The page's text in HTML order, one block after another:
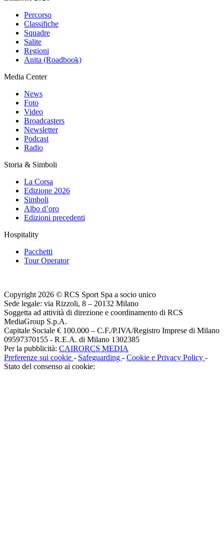
Percorso
Classifiche
Squadre
Salite
Regioni
Anita (Roadbook)
Media Center
News
Foto
Video
Broadcasters
Newsletter
Podcast
Radio
Storia & Simboli
La Corsa
Edizione 2026
Simboli
Albo d’oro
Edizioni precedenti
Hospitality
Pacchetti
Tour Operator
Copyright 2026 © RCS Sport Spa a socio unico
Sede legale: via Rizzoli, 8 – 20132 Milano
Soggetta ad attività di direzione e coordinamento di RCS
MediaGroup S.p.A.
Capitale Sociale € 100.000 – C.F./P.IVA/Registro Imprese di Milano
09597370155 - R.E.A. di Milano 1302385
Per la pubblicità: CAIRORCS MEDIA
Preferenze sui cookie - Safeguarding - Cookie e Privacy Policy -
Stato del consenso ai cookie: